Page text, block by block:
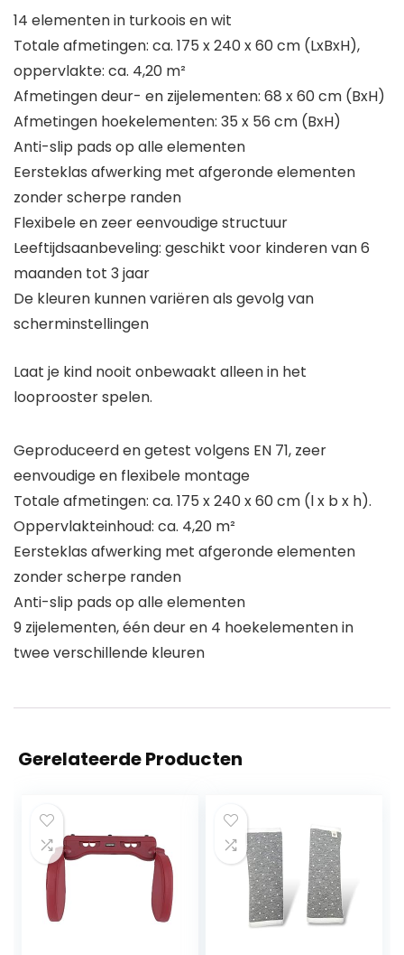
14 elementen in turkoois en wit
Totale afmetingen: ca. 175 x 240 x 60 cm (LxBxH),
oppervlakte: ca. 4,20 m²
Afmetingen deur- en zijelementen: 68 x 60 cm (BxH)
Afmetingen hoekelementen: 35 x 56 cm (BxH)
Anti-slip pads op alle elementen
Eersteklas afwerking met afgeronde elementen
zonder scherpe randen
Flexibele en zeer eenvoudige structuur
Leeftijdsaanbeveling: geschikt voor kinderen van 6
maanden tot 3 jaar
De kleuren kunnen variëren als gevolg van
scherminstellingen
Laat je kind nooit onbewaakt alleen in het
looprooster spelen.
Geproduceerd en getest volgens EN 71, zeer
eenvoudige en flexibele montage
Totale afmetingen: ca. 175 x 240 x 60 cm (l x b x h).
Oppervlakteinhoud: ca. 4,20 m²
Eersteklas afwerking met afgeronde elementen
zonder scherpe randen
Anti-slip pads op alle elementen
9 zijelementen, één deur en 4 hoekelementen in
twee verschillende kleuren
Gerelateerde Producten